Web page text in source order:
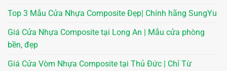
Top 3 Mẫu Cửa Nhựa Composite Đẹp| Chính hãng SungYu
Giá Cửa Nhựa Composite tại Long An | Mẫu cửa phòng
bền, đẹp
Giá Cửa Vòm Nhựa Composite tại Thủ Đức | Chỉ Từ